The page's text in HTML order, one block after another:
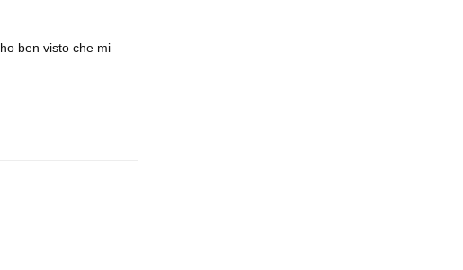
ho ben visto che mi